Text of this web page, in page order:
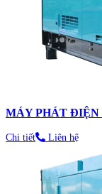
MÁY PHÁT ĐIỆN
Chi tiết Liên hệ